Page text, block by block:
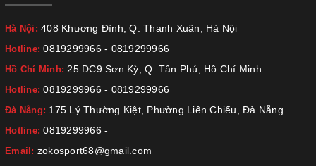
Hà Nội: 408 Khương Đình, Q. Thanh Xuân, Hà Nội
Hotline:0819299966 - 0819299966
Hồ Chí Minh:25 DC9 Sơn Kỳ, Q. Tân Phú, Hồ Chí Minh
Hotline:0819299966 - 0819299966
Đà Nẵng: 175 Lý Thường Kiệt, Phường Liên Chiểu, Đà Nẵng
Hotline:0819299966 -
Email: zokosport68@gmail.com